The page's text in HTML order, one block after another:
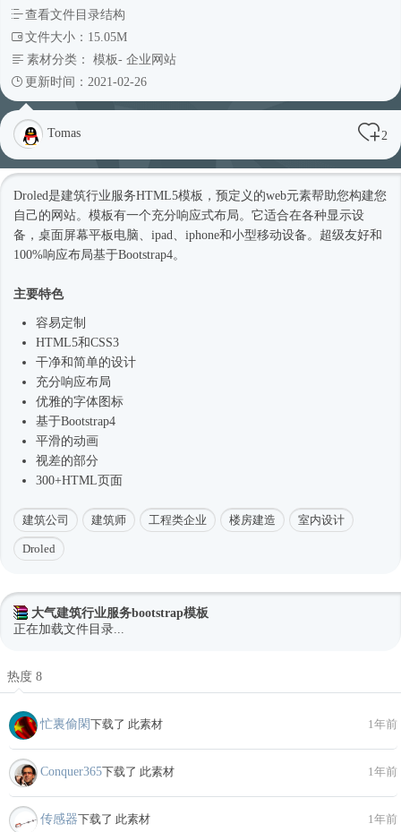
查看文件目录结构
文件大小：15.05M
素材分类： 模板- 企业网站
更新时间：2021-02-26
Tomas 2
Droled是建筑行业服务HTML5模板 ，预定义的web元素帮助您构建您
自己的网站。模板有一个充分响应式布局。它适合在各种显示设
备，桌面屏幕平板电脑、ipad、iphone和小型移动设备。超级友好和
100%响应布局基于Bootstrap4。
主要特色
容易定制
HTML5和CSS3
干净和简单的设计
充分响应布局
优雅的字体图标
基于Bootstrap4
平滑的动画
视差的部分
300+HTML页面
建筑公司 建筑师 工程类企业 楼房建造 室内设计
Droled
大气建筑行业服务bootstrap模板
正在加载文件目录...
热度 8
忙裏偷閑下载了 此素材 1年前
Conquer365下载了 此素材 1年前
传感器下载了 此素材 1年前